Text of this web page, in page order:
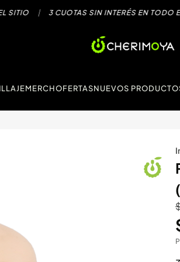
| 3 CUOTAS SIN INTERÉS EN TODO EL
MERCHOFERTASNUEVOS